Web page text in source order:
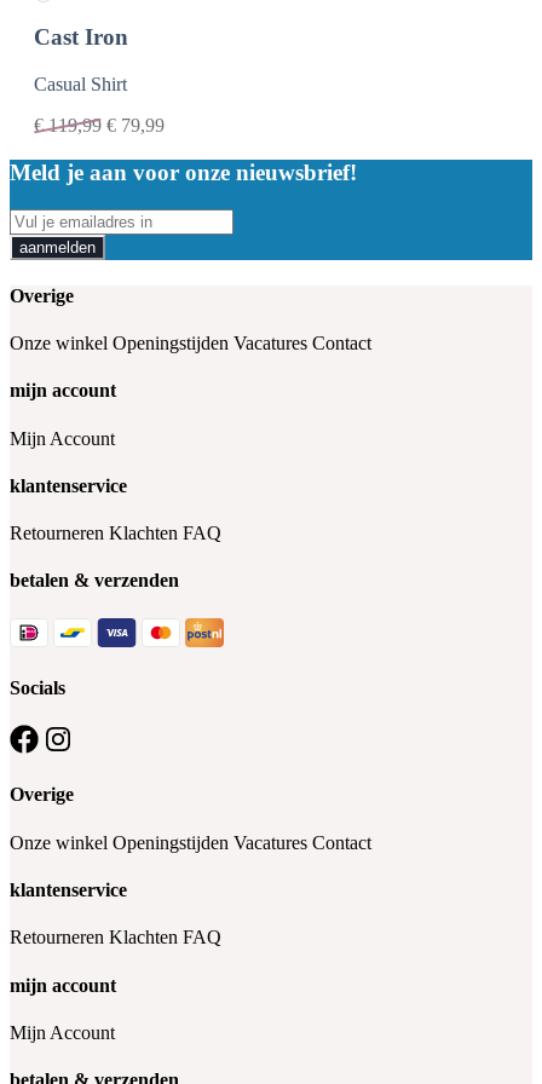
Cast Iron
Casual Shirt
€119,99 € 79,99
Meld je aan voor onze nieuwsbrief!
aanmelden
Overige
Onze winkel Openingstijden Vacatures Contact
mijn account
Mijn Account
klantenservice
Retourneren Klachten FAQ
betalen & verzenden
Socials
Overige
Onze winkel Openingstijden Vacatures Contact
klantenservice
Retourneren Klachten FAQ
mijn account
Mijn Account
betalen & verzenden